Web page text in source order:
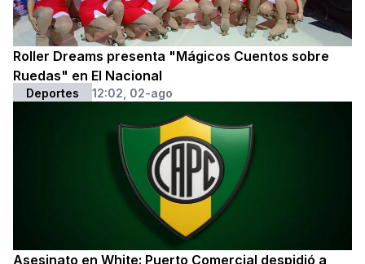
Roller Dreams presenta "Mágicos Cuentos sobre
Ruedas" en El Nacional
Deportes 12:02, 02-ago
Asesinato en White: Puerto Comercial despidió a